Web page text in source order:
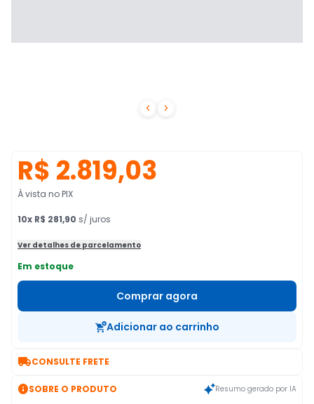
 
R$ 2.819,03
À vista no PIX
10x R$ 281,90 s/ juros
Ver detalhes de parcelamento
Em estoque
Comprar agora
Adicionar ao carrinho
CONSULTE FRETE
SOBRE O PRODUTO Resumo gerado por IA